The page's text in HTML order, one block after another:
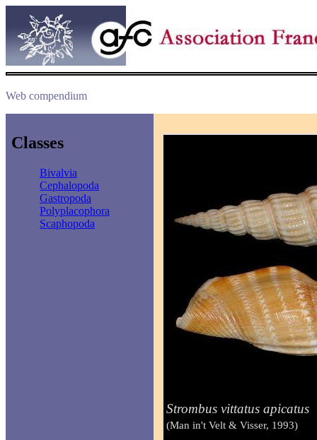
Web compendium
Classes
Bivalvia
Cephalopoda
Gastropoda
Polyplacophora
Scaphopoda
Strombus vittatus apicatus
(Man in't Velt & Visser, 1993)